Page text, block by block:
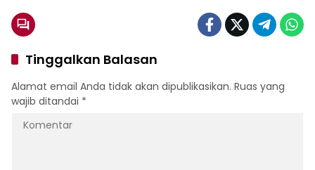
Tinggalkan Balasan
Alamat email Anda tidak akan dipublikasikan. Ruas yang
wajib ditandai *